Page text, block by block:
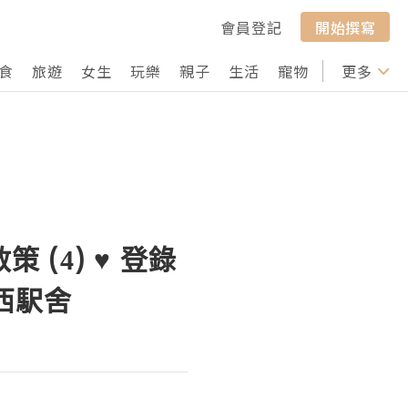
會員登記
開始撰寫
旅遊 女生 玩樂 親子 生活 寵物 行山 打卡
更多
策 (4) ♥ 登錄
駅舍